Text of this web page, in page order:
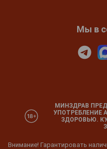
Мы в
МИНЗДРАВ
УПОТРЕБЛЕНИЕ
ЗДОРОВЬЮ.
Внимание! Гарантировать